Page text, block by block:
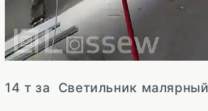
14 т за Светильник малярный